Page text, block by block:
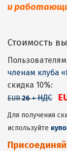
и
Стоимость
членам клуба «
скидка 10%:
EUR26 +НДС
Для получения
используйте